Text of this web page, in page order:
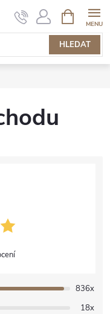
HLEDAT
NÁKUPNÍ
KOŠÍK
836x
18x